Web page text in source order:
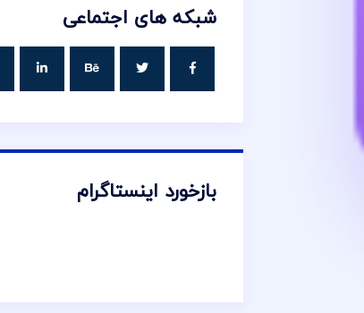
شبکه های اجتماعی
بازخورد اینستاگرام